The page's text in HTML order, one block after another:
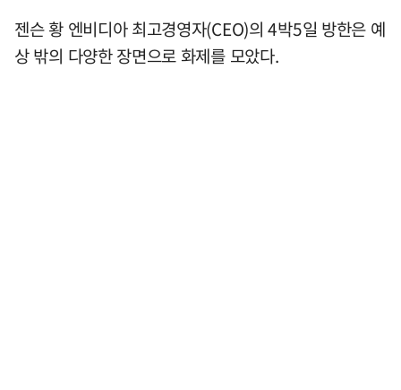
젠슨 황 엔비디아 최고경영자(CEO)의 4박5일 방한은 예
상 밖의 다양한 장면으로 화제를 모았다.